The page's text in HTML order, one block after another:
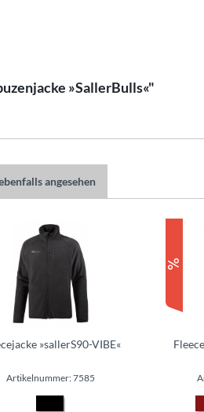
»SallerBulls«"
angesehen
»sallerS90-VIBE«
Artikelnummer: 7585